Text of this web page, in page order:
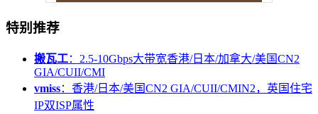
特别推荐
搬瓦工：2.5-10Gbps大带宽香港/日本/加拿大/美国CN2
GIA/CUII/CMI
vmiss：香港/日本/美国CN2 GIA/CUII/CMIN2，英国住宅
IP双ISP属性